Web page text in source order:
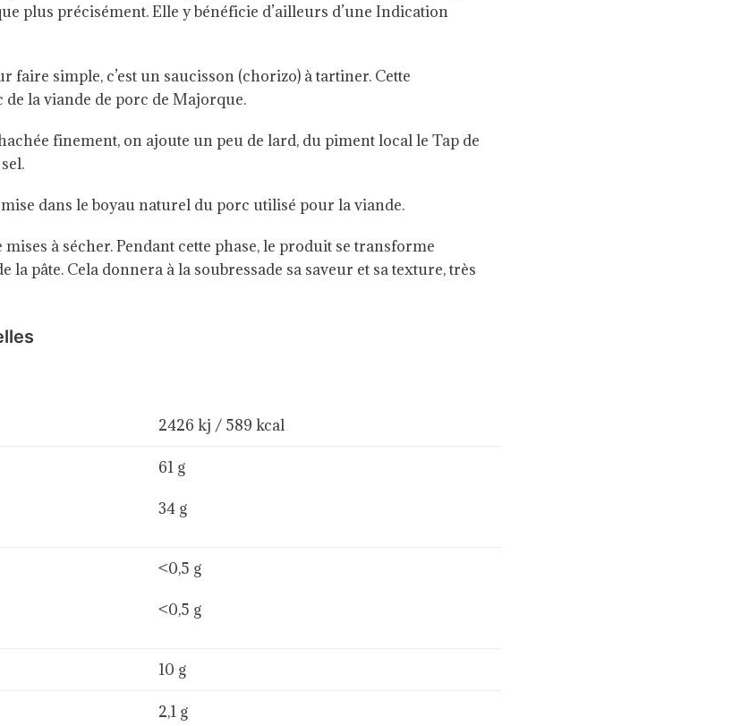
plus précisément. Elle y bénéficie d’ailleurs d’une Indication
faire simple, c’est un saucisson (chorizo) à tartiner. Cette
de la viande de porc de Majorque.
finement, on ajoute un peu de lard, du piment local le Tap de
dans le boyau naturel du porc utilisé pour la viande.
mises à sécher. Pendant cette phase, le produit se transforme
pâte. Cela donnera à la soubressade sa saveur et sa texture, très
2426 kj / 589 kcal
61 g
34 g
<0,5 g
<0,5 g
10 g
2,1 g